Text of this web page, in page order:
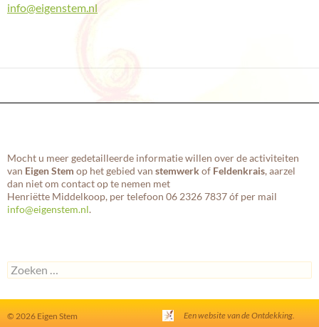
info@eigenstem.nl
Mocht u meer gedetailleerde informatie willen over de activiteiten
van Eigen Stem op het gebied van stemwerk of Feldenkrais, aarzel
dan niet om contact op te nemen met
Henriëtte Middelkoop, per telefoon 06 2326 7837 óf per mail
info@eigenstem.nl.
Zoeken
naar:
© 2026 Eigen Stem Een website van de Ontdekking.